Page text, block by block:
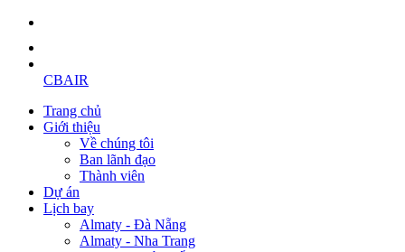
CBAIR
Trang chủ
Giới thiệu
Về chúng tôi
Ban lãnh đạo
Thành viên
Dự án
Lịch bay
Almaty - Đà Nẵng
Almaty - Nha Trang